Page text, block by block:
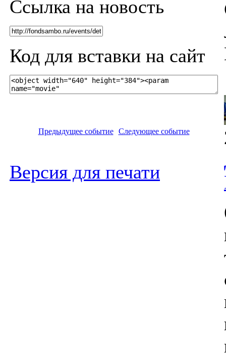
Ссылка на новость
Код для вставки на сайт
Предыдущее событие Следующее событие
Версия для печати